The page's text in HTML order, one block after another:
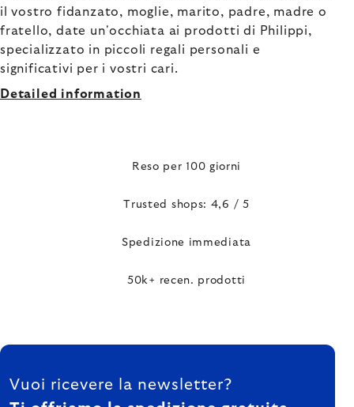
il vostro fidanzato, moglie, marito, padre, madre o
fratello, date un'occhiata ai prodotti di Philippi,
specializzato in piccoli regali personali e
significativi per i vostri cari.
Detailed information
Reso per 100 giorni
Trusted shops: 4,6 / 5
Spedizione immediata
50k+ recen. prodotti
FOOTER
Vuoi ricevere la newsletter?